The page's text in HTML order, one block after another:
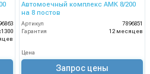
Автомоечный комплекс АМК 8/200
на 8 постов
Артикул
7896851
Гарантия
12 месяцев
Цена
Запрос цены